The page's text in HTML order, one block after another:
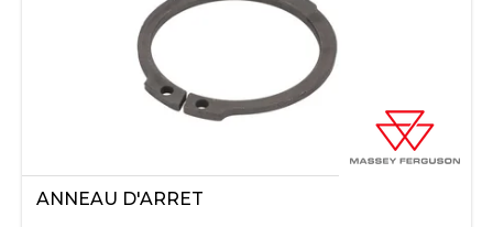
ANNEAU D'ARRET